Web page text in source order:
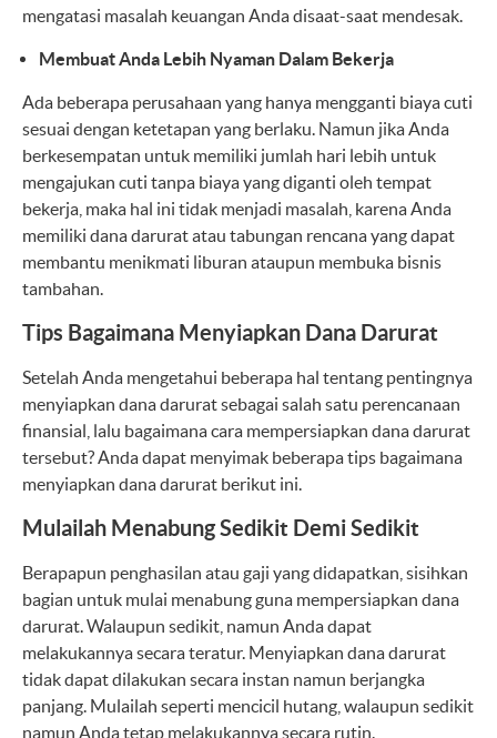
mengatasi masalah keuangan Anda disaat-saat mendesak.
Membuat Anda Lebih Nyaman Dalam Bekerja
Ada beberapa perusahaan yang hanya mengganti biaya cuti
sesuai dengan ketetapan yang berlaku. Namun jika Anda
berkesempatan untuk memiliki jumlah hari lebih untuk
mengajukan cuti tanpa biaya yang diganti oleh tempat
bekerja, maka hal ini tidak menjadi masalah, karena Anda
memiliki dana darurat atau tabungan rencana yang dapat
membantu menikmati liburan ataupun membuka bisnis
tambahan.
Tips Bagaimana Menyiapkan Dana Darurat
Setelah Anda mengetahui beberapa hal tentang pentingnya
menyiapkan dana darurat sebagai salah satu perencanaan
finansial, lalu bagaimana cara mempersiapkan dana darurat
tersebut? Anda dapat menyimak beberapa tips bagaimana
menyiapkan dana darurat berikut ini.
Mulailah Menabung Sedikit Demi Sedikit
Berapapun penghasilan atau gaji yang didapatkan, sisihkan
bagian untuk mulai menabung guna mempersiapkan dana
darurat. Walaupun sedikit, namun Anda dapat
melakukannya secara teratur. Menyiapkan dana darurat
tidak dapat dilakukan secara instan namun berjangka
panjang. Mulailah seperti mencicil hutang, walaupun sedikit
namun Anda tetap melakukannya secara rutin.